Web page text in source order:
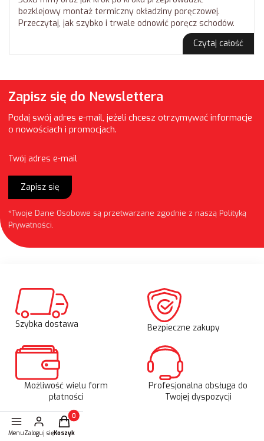
bezklejowy montaż termiczny okładziny poręczowej.
Przeczytaj, jak szybko i trwale odnowić poręcz schodów.
Czytaj całość
Zapisz się do Newslettera
Podaj swój adres e-mail, jeżeli chcesz otrzymywać informacje
o nowościach i promocjach.
Twój adres e-mail
Zapisz się
*Twoje Dane Osobowe są przetwarzane zgodnie z naszą Polityką
Prywatności.
Szybka dostawa Bezpieczne zakupy
Możliwość wielu form
płatności
Profesjonalna obsługa do
Twojej dyspozycji
MenuZaloguj się
Produkty w koszyku: 0. Zobacz szczegóły
Koszyk